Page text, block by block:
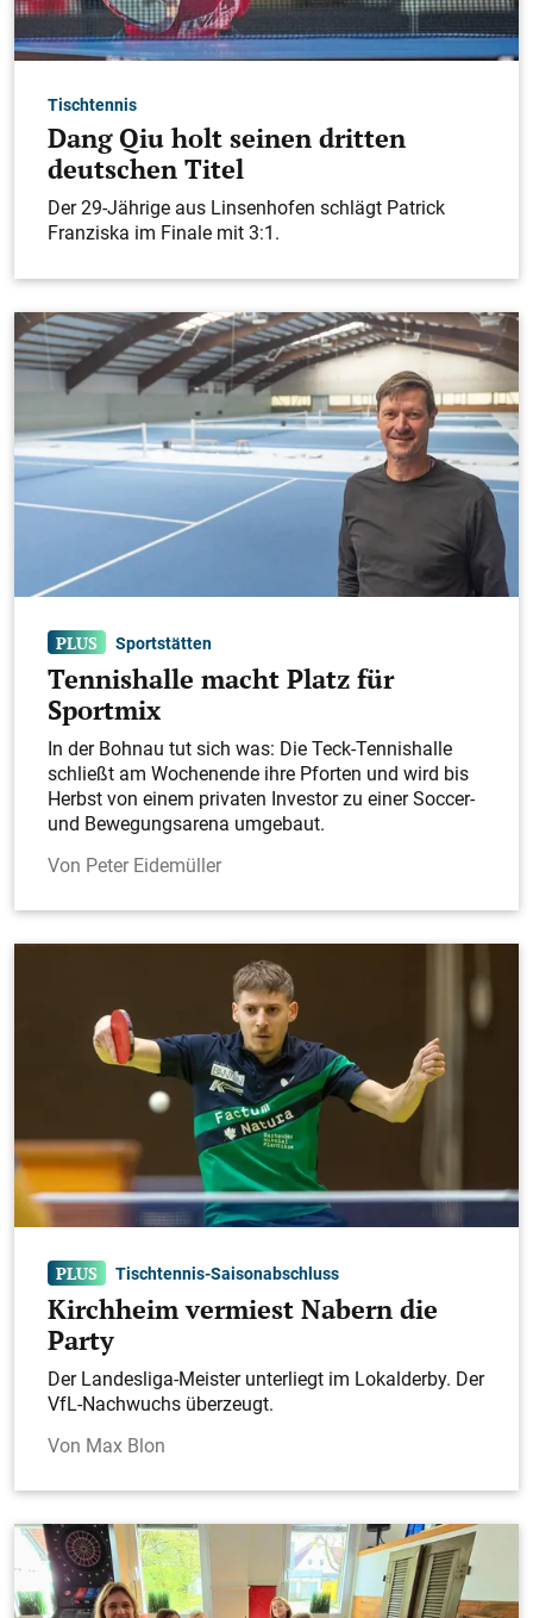
Tischtennis
Dang Qiu holt seinen dritten
deutschen Titel
Der 29-Jährige aus Linsenhofen schlägt Patrick
Franziska im Finale mit 3:1.
Sportstätten
Tennishalle macht Platz für
Sportmix
In der Bohnau tut sich was: Die Teck-Tennishalle
schließt am Wochenende ihre Pforten und wird bis
Herbst von einem privaten Investor zu einer Soccer-
und Bewegungsarena umgebaut.
Peter Eidemüller
Tischtennis-Saisonabschluss
Kirchheim vermiest Nabern die
Party
Der Landesliga-Meister unterliegt im Lokalderby. Der
VfL-Nachwuchs überzeugt.
Max Blon